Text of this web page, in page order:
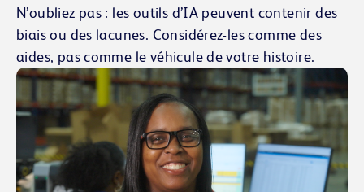
N’oubliez pas : les outils d’IA peuvent contenir des
biais ou des lacunes. Considérez-les comme des
aides, pas comme le véhicule de votre histoire.